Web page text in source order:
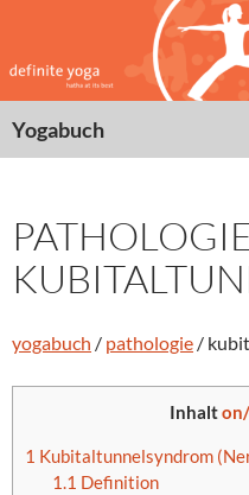
springen
Yogabuch
yogabuch / pathologie /
Inhalt
1 Kubitaltunnelsyndrom
1.1 Definition